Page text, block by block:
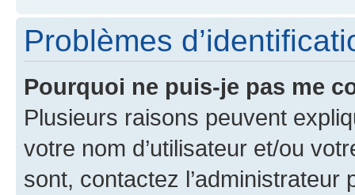
Problèmes
Pourquoi ne puis-je pas me
Plusieurs raisons peuvent
votre nom d’utilisateur et/ou
sont, contactez l’administrateur